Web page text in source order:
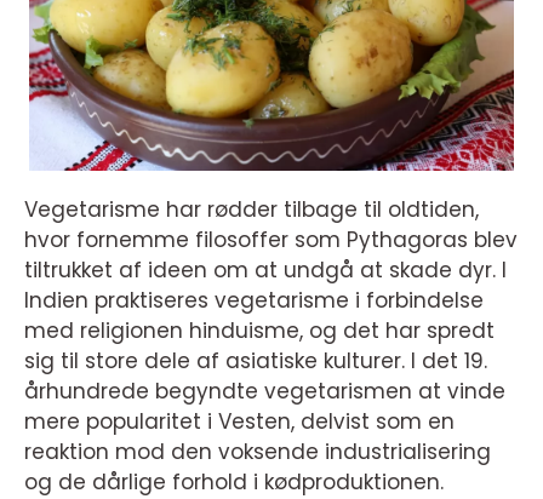
Vegetarisme har rødder tilbage til oldtiden,
hvor fornemme filosoffer som Pythagoras blev
tiltrukket af ideen om at undgå at skade dyr. I
Indien praktiseres vegetarisme i forbindelse
med religionen hinduisme, og det har spredt
sig til store dele af asiatiske kulturer. I det 19.
århundrede begyndte vegetarismen at vinde
mere popularitet i Vesten, delvist som en
reaktion mod den voksende industrialisering
og de dårlige forhold i kødproduktionen.